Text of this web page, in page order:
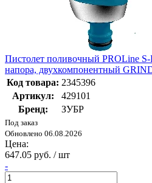
Пистолет поливочный PROLine S-
напора, двухкомпонентный
Код товара: 2345396
Артикул:
429101
Бренд:
ЗУБР
Под заказ
Обновлено 06.08.2026
Цена:
647.05 руб. / шт
-